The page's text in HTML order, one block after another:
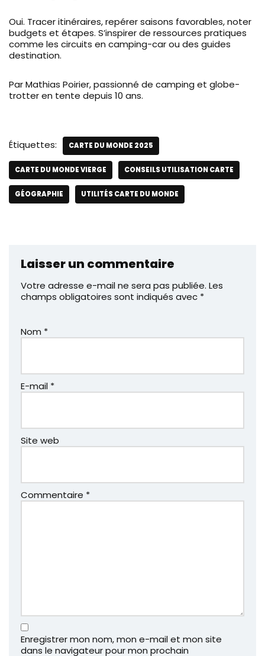
Oui. Tracer itinéraires, repérer saisons favorables, noter
budgets et étapes. S’inspirer de ressources pratiques
comme les circuits en camping-car ou des guides
destination.
Par Mathias Poirier, passionné de camping et globe-
trotter en tente depuis 10 ans.
Étiquettes: CARTE DU MONDE 2025
CARTE DU MONDE VIERGE CONSEILS UTILISATION CARTE
GÉOGRAPHIE UTILITÉS CARTE DU MONDE
Laisser un commentaire
Votre adresse e-mail ne sera pas publiée. Les
champs obligatoires sont indiqués avec *
Nom *
E-mail *
Site web
Commentaire *
Enregistrer mon nom, mon e-mail et mon site
dans le navigateur pour mon prochain